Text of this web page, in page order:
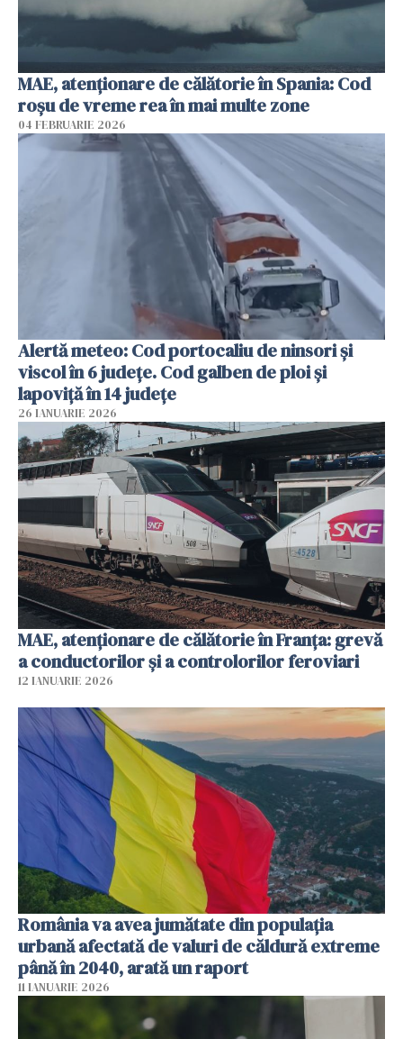
MAE, atenţionare de călătorie în Spania: Cod
roșu de vreme rea în mai multe zone
04 FEBRUARIE 2026
Alertă meteo: Cod portocaliu de ninsori şi
viscol în 6 judeţe. Cod galben de ploi şi
lapoviţă în 14 judeţe
26 IANUARIE 2026
MAE, atenționare de călătorie în Franța: grevă
a conductorilor şi a controlorilor feroviari
12 IANUARIE 2026
România va avea jumătate din populația
urbană afectată de valuri de căldură extreme
până în 2040, arată un raport
11 IANUARIE 2026